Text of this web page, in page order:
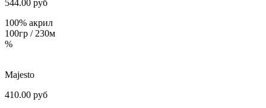
544.00 руб
100% акрил
100гр / 230м
%
Majesto
410.00 руб